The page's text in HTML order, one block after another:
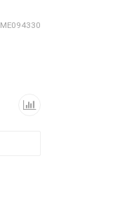
ME094330